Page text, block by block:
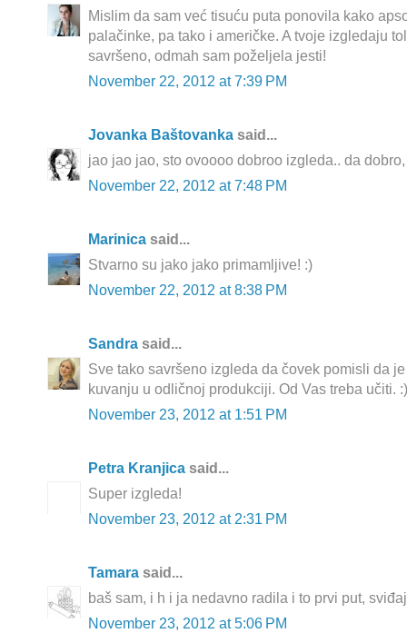
Mislim da sam već tisuću puta ponovila kako
palačinke, pa tako i američke. A tvoje izgledaju
savršeno, odmah sam poželjela jesti!
November 22, 2012 at 7:39 PM
Jovanka Baštovanka said...
jao jao jao, sto ovoooo dobroo izgleda.. da
November 22, 2012 at 7:48 PM
Marinica said...
Stvarno su jako jako primamljive! :)
November 22, 2012 at 8:38 PM
Sandra said...
Sve tako savršeno izgleda da čovek pomisli da
kuvanju u odličnoj produkciji. Od Vas treba učiti. :)
November 23, 2012 at 1:51 PM
Petra Kranjica said...
Super izgleda!
November 23, 2012 at 2:31 PM
Tamara said...
baš sam, i h i ja nedavno radila i to prvi put,
November 23, 2012 at 5:06 PM